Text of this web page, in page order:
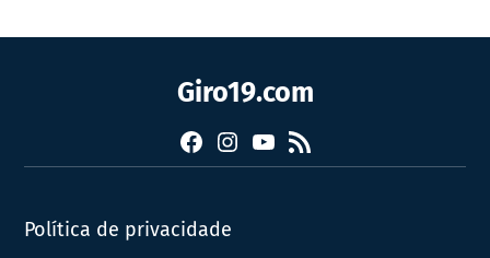
Giro19.com
FacebookInstagram
YouTube
RSS
Política de privacidade